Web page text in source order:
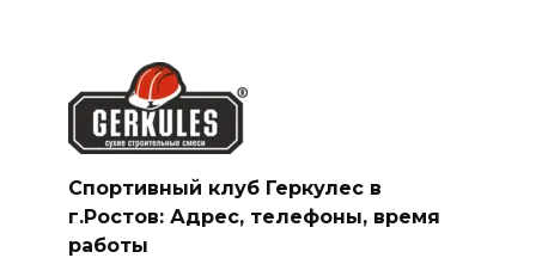
Спортивный клуб Геркулес в
г.Ростов: Адрес, телефоны, время
работы